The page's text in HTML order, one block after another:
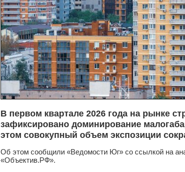
В первом квартале 2026 года на рынке
зафиксировано доминирование
этом совокупный объем экспозиции
Об этом сообщили «Ведомости Юг» со ссылкой на
«Объектив.РФ».